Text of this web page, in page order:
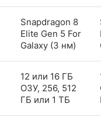
Snapdragon 8
Elite Gen 5 For
Galaxy (3 нм)
12 или 16 ГБ
ОЗУ, 256, 512
ГБ или 1 ТБ